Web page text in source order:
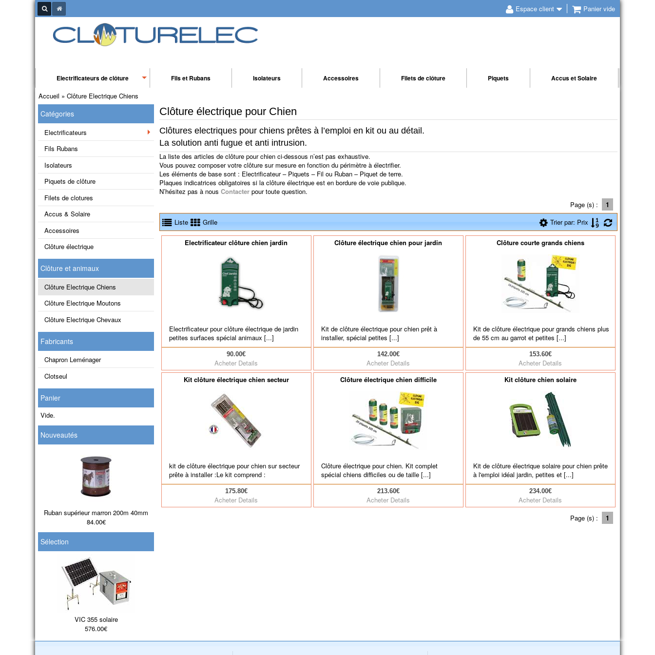
Espace client Panier vide
Electrificateurs de clôture Fils et Rubans Isolateurs Accessoires Filets de clôture Piquets Accus et Solaire
Accueil » Clôture Electrique Chiens
Clôture électrique pour Chien
Clôtures electriques pour chiens prêtes à l’emploi en kit ou au détail.
La solution anti fugue et anti intrusion.
La liste des articles de clôture pour chien ci-dessous n’est pas exhaustive.
Vous pouvez composer votre clôture sur mesure en fonction du périmètre à électrifier.
Les éléments de base sont : Electrificateur – Piquets – Fil ou Ruban – Piquet de terre.
Plaques indicatrices obligatoires si la clôture électrique est en bordure de voie publique.
N’hésitez pas à nous Contacter pour toute question.
Page (s) :
1
Trier par: Prix
Liste Grille
Electrificateur clôture chien jardin
Electrificateur pour clôture électrique de jardin
petites surfaces spécial animaux [...]
90.00€
Acheter Details
Clôture électrique chien pour jardin
Kit de clôture électrique pour chien prêt à
installer, spécial petites [...]
142.00€
Acheter Details
Clôture courte grands chiens
Kit de clôture électrique pour grands chiens plus
de 55 cm au garrot et petites [...]
153.60€
Acheter Details
Kit clôture électrique chien secteur
kit de clôture électrique pour chien sur secteur
prête à installer :Le kit comprend :
175.80€
Acheter Details
Clôture électrique chien difficile
Clôture électrique pour chien. Kit complet
spécial chiens difficiles ou de taille [...]
213.60€
Acheter Details
Kit clôture chien solaire
Kit de clôture électrique solaire pour chien prête
à l'emploi idéal jardin, petites et [...]
234.00€
Acheter Details
Page (s) :
1
Catégories
Electrificateurs
Fils Rubans
Isolateurs
Piquets de clôture
Filets de clotures
Accus & Solaire
Accessoires
Clôture électrique
Clôture et animaux
Clôture Electrique Chiens
Clôture Electrique Moutons
Clôture Electrique Chevaux
Fabricants
Chapron Leménager
Clotseul
Panier
Vide.
Nouveautés
Ruban supérieur marron 200m 40mm
84.00€
Sélection
VIC 355 solaire
576.00€